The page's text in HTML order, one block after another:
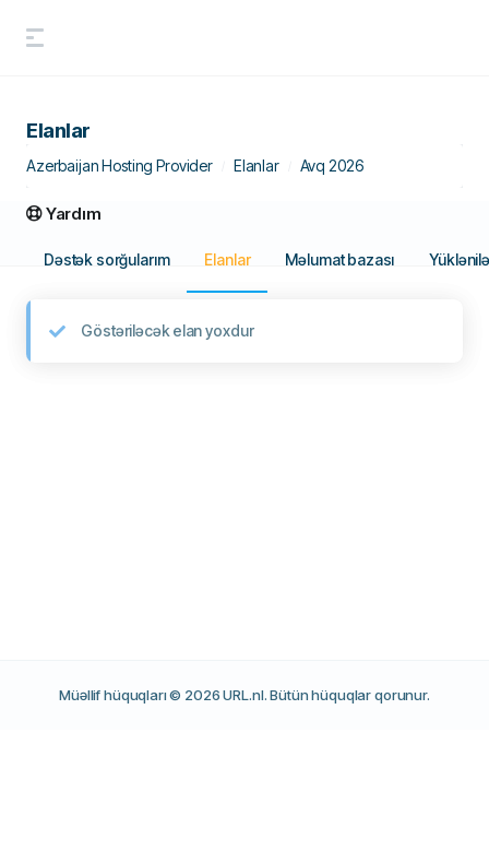
Elanlar
Azerbaijan Hosting Provider Elanlar Avq 2026
Yardım
Dəstək sorğularım Elanlar Məlumat bazası
Göstəriləcək elan yoxdur
Müəllif hüquqları © 2026 URL.nl. Bütün hüquqlar qorunur.